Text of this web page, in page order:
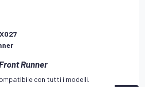
Runner
con tutti i modelli.